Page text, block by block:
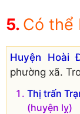
Có thể
Huyện Hoài
phường xã.
Thị trấn
(huyện lỵ)